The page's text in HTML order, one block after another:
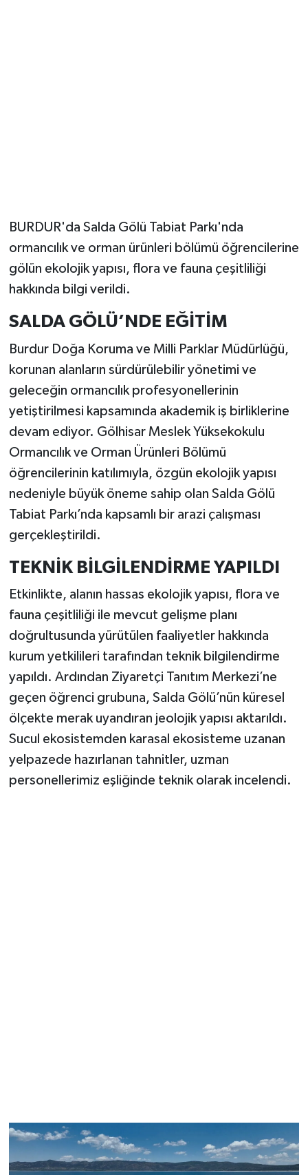
BURDUR'da Salda Gölü Tabiat Parkı'nda
ormancılık ve orman ürünleri bölümü öğrencilerine
gölün ekolojik yapısı, flora ve fauna çeşitliliği
hakkında bilgi verildi.
SALDA GÖLÜ’NDE EĞİTİM
Burdur Doğa Koruma ve Milli Parklar Müdürlüğü,
korunan alanların sürdürülebilir yönetimi ve
geleceğin ormancılık profesyonellerinin
yetiştirilmesi kapsamında akademik iş birliklerine
devam ediyor. Gölhisar Meslek Yüksekokulu
Ormancılık ve Orman Ürünleri Bölümü
öğrencilerinin katılımıyla, özgün ekolojik yapısı
nedeniyle büyük öneme sahip olan Salda Gölü
Tabiat Parkı’nda kapsamlı bir arazi çalışması
gerçekleştirildi.
TEKNİK BİLGİLENDİRME YAPILDI
Etkinlikte, alanın hassas ekolojik yapısı, flora ve
fauna çeşitliliği ile mevcut gelişme planı
doğrultusunda yürütülen faaliyetler hakkında
kurum yetkilileri tarafından teknik bilgilendirme
yapıldı. Ardından Ziyaretçi Tanıtım Merkezi’ne
geçen öğrenci grubuna, Salda Gölü’nün küresel
ölçekte merak uyandıran jeolojik yapısı aktarıldı.
Sucul ekosistemden karasal ekosisteme uzanan
yelpazede hazırlanan tahnitler, uzman
personellerimiz eşliğinde teknik olarak incelendi.